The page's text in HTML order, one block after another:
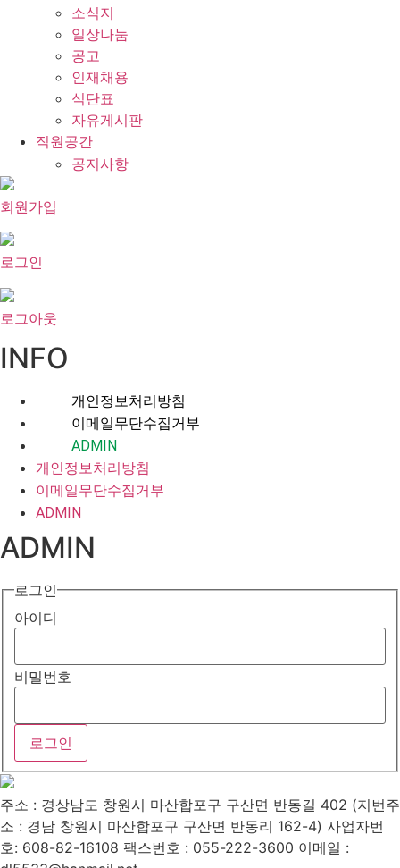
소식지
일상나눔
공고
인재채용
식단표
자유게시판
직원공간
공지사항
회원가입
로그인
로그아웃
INFO
개인정보처리방침
이메일무단수집거부
ADMIN
개인정보처리방침
이메일무단수집거부
ADMIN
ADMIN
로그인
아이디
비밀번호
주소 : 경상남도 창원시 마산합포구 구산면 반동길 402 (지번주
소 : 경남 창원시 마산합포구 구산면 반동리 162-4) 사업자번
호: 608-82-16108 팩스번호 : 055-222-3600 이메일 :